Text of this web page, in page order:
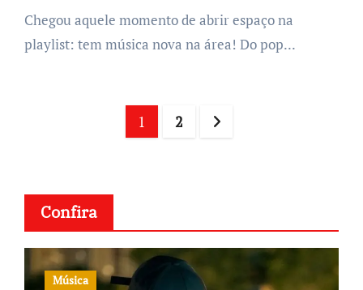
Chegou aquele momento de abrir espaço na
playlist: tem música nova na área! Do pop...
1 2
Confira
Música